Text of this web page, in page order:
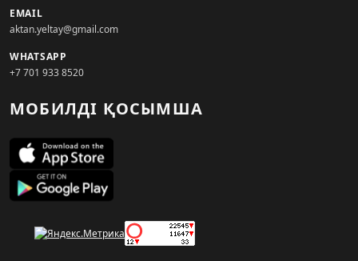
EMAIL
aktan.yeltay@gmail.com
WHATSAPP
+7 701 933 8520
МОБИЛДІ ҚОСЫМША